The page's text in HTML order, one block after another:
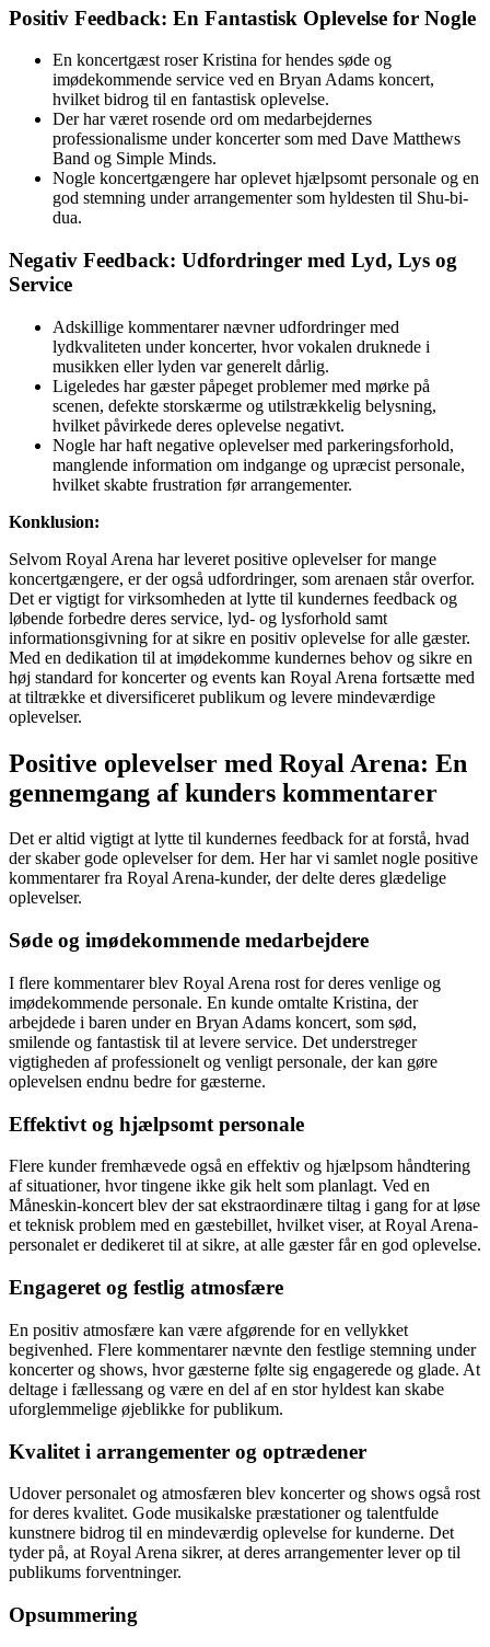
Positiv Feedback: En Fantastisk Oplevelse for Nogle
En koncertgæst roser Kristina for hendes søde og
imødekommende service ved en Bryan Adams koncert,
hvilket bidrog til en fantastisk oplevelse.
Der har været rosende ord om medarbejdernes
professionalisme under koncerter som med Dave Matthews
Band og Simple Minds.
Nogle koncertgængere har oplevet hjælpsomt personale og en
god stemning under arrangementer som hyldesten til Shu-bi-
dua.
Negativ Feedback: Udfordringer med Lyd, Lys og
Service
Adskillige kommentarer nævner udfordringer med
lydkvaliteten under koncerter, hvor vokalen druknede i
musikken eller lyden var generelt dårlig.
Ligeledes har gæster påpeget problemer med mørke på
scenen, defekte storskærme og utilstrækkelig belysning,
hvilket påvirkede deres oplevelse negativt.
Nogle har haft negative oplevelser med parkeringsforhold,
manglende information om indgange og upræcist personale,
hvilket skabte frustration før arrangementer.
Konklusion:
Selvom Royal Arena har leveret positive oplevelser for mange
koncertgængere, er der også udfordringer, som arenaen står overfor.
Det er vigtigt for virksomheden at lytte til kundernes feedback og
løbende forbedre deres service, lyd- og lysforhold samt
informationsgivning for at sikre en positiv oplevelse for alle gæster.
Med en dedikation til at imødekomme kundernes behov og sikre en
høj standard for koncerter og events kan Royal Arena fortsætte med
at tiltrække et diversificeret publikum og levere mindeværdige
oplevelser.
Positive oplevelser med Royal Arena: En
gennemgang af kunders kommentarer
Det er altid vigtigt at lytte til kundernes feedback for at forstå, hvad
der skaber gode oplevelser for dem. Her har vi samlet nogle positive
kommentarer fra Royal Arena-kunder, der delte deres glædelige
oplevelser.
Søde og imødekommende medarbejdere
I flere kommentarer blev Royal Arena rost for deres venlige og
imødekommende personale. En kunde omtalte Kristina, der
arbejdede i baren under en Bryan Adams koncert, som sød,
smilende og fantastisk til at levere service. Det understreger
vigtigheden af professionelt og venligt personale, der kan gøre
oplevelsen endnu bedre for gæsterne.
Effektivt og hjælpsomt personale
Flere kunder fremhævede også en effektiv og hjælpsom håndtering
af situationer, hvor tingene ikke gik helt som planlagt. Ved en
Måneskin-koncert blev der sat ekstraordinære tiltag i gang for at løse
et teknisk problem med en gæstebillet, hvilket viser, at Royal Arena-
personalet er dedikeret til at sikre, at alle gæster får en god oplevelse.
Engageret og festlig atmosfære
En positiv atmosfære kan være afgørende for en vellykket
begivenhed. Flere kommentarer nævnte den festlige stemning under
koncerter og shows, hvor gæsterne følte sig engagerede og glade. At
deltage i fællessang og være en del af en stor hyldest kan skabe
uforglemmelige øjeblikke for publikum.
Kvalitet i arrangementer og optrædener
Udover personalet og atmosfæren blev koncerter og shows også rost
for deres kvalitet. Gode musikalske præstationer og talentfulde
kunstnere bidrog til en mindeværdig oplevelse for kunderne. Det
tyder på, at Royal Arena sikrer, at deres arrangementer lever op til
publikums forventninger.
Opsummering